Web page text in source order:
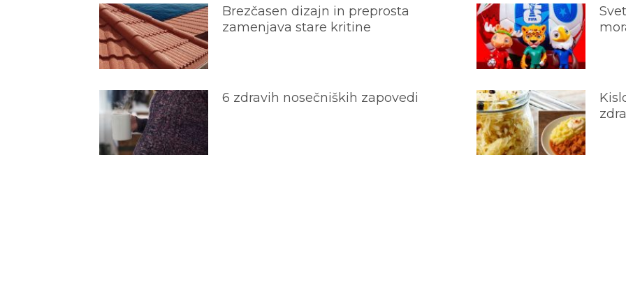
Brezčasen dizajn in preprosta
zamenjava stare kritine
6 zdravih nosečniških zapovedi